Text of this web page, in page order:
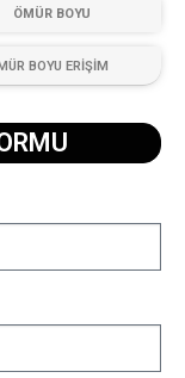
ÖMÜR BOYU
BOYU ERİŞİM